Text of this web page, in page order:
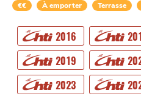
€€
À emporter Terrasse
2016
2019
2023